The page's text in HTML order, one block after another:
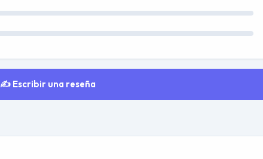
✍️ Escribir una reseña